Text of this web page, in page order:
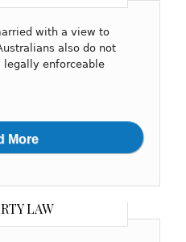
with a view to
also do not
legally enforceable
More
LAW